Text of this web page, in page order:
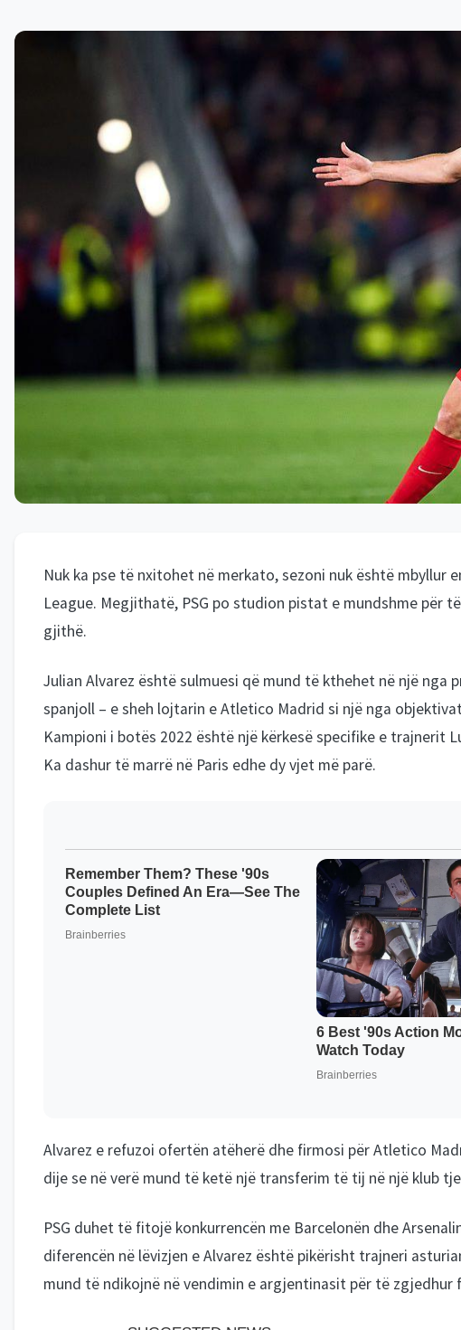
Nuk ka pse të nxitohet në merkato, sezoni nuk është mbyllur
League. Megjithatë, PSG po studion pistat e mundshme për
gjithë.
Julian Alvarez është sulmuesi që mund të kthehet në një nga
spanjoll – e sheh lojtarin e Atletico Madrid si një nga
Kampioni i botës 2022 është një kërkesë specifike e trajnerit
Ka dashur të marrë në Paris edhe dy vjet më parë.
Alvarez e refuzoi ofertën atëherë dhe firmosi për Atletico
dije se në verë mund të ketë një transferim të tij në një klub
PSG duhet të fitojë konkurrencën me Barcelonën dhe
diferencën në lëvizjen e Alvarez është pikërisht trajneri
mund të ndikojnë në vendimin e argjentinasit për të zgjedhur